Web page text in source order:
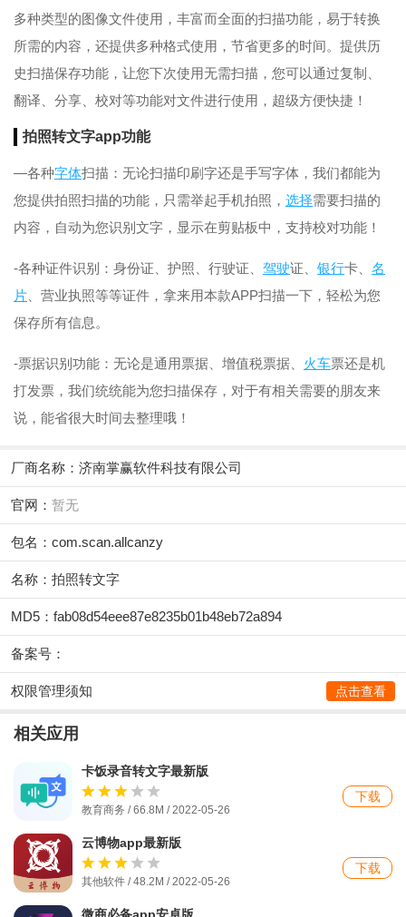
多种类型的图像文件使用，丰富而全面的扫描功能，易于转换
所需的内容，还提供多种格式使用，节省更多的时间。提供历
史扫描保存功能，让您下次使用无需扫描，您可以通过复制、
翻译、分享、校对等功能对文件进行使用，超级方便快捷！
拍照转文字app功能
—各种字体扫描：无论扫描印刷字还是手写字体，我们都能为
您提供拍照扫描的功能，只需举起手机拍照， 选择需要扫描的
内容，自动为您识别文字，显示在剪贴板中，支持校对功能！
-各种证件识别：身份证、护照、行驶证、 驾驶证、 银行卡、 名
片 、营业执照等等证件，拿来用本款APP扫描一下，轻松为您
保存所有信息。
-票据识别功能：无论是通用票据、增值税票据、 火车票还是机
打发票，我们统统能为您扫描保存，对于有相关需要的朋友来
说，能省很大时间去整理哦！
厂商名称： 济南掌赢软件科技有限公司
官网： 暂无
包名：com.scan.allcanzy
名称：拍照转文字
MD5：fab08d54eee87e8235b01b48eb72a894
备案号：
权限管理须知 点击查看
相关应用
卡饭录音转文字最新版
教育商务 / 66.8M / 2022-05-26
下载
云博物app最新版
其他软件 / 48.2M / 2022-05-26
下载